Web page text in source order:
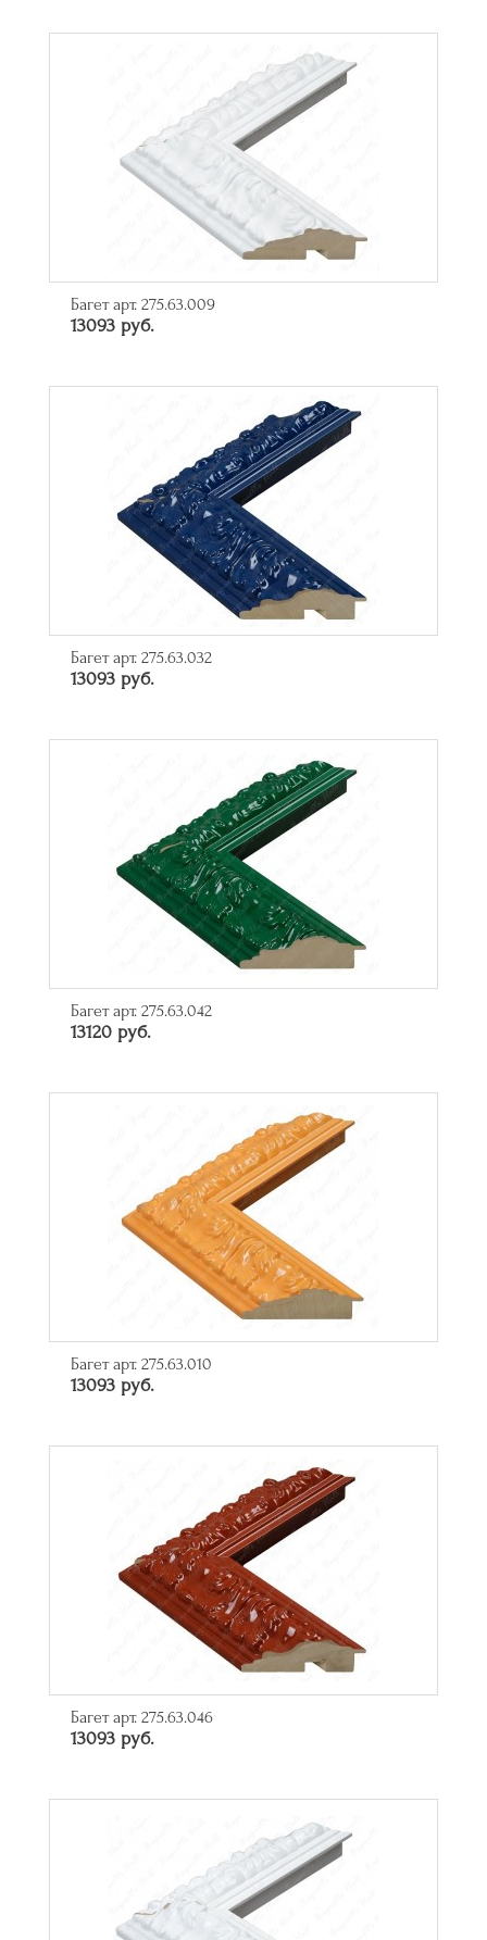
Багет арт. 275.63.009
13093 руб.
Багет арт. 275.63.032
13093 руб.
Багет арт. 275.63.042
13120 руб.
Багет арт. 275.63.010
13093 руб.
Багет арт. 275.63.046
13093 руб.